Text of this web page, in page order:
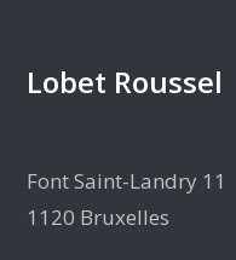
Lobet Roussel
Font Saint-Landry 11
1120 Bruxelles